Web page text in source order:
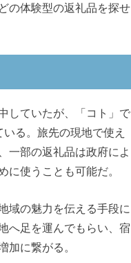
の体験型の返礼品を探せ
していたが、「コト」で
る。旅先の現地で使え
一部の返礼品は政府によ
使うことも可能だ。
域の魅力を伝える手段に
へ足を運んでもらい、宿
に繋がる。